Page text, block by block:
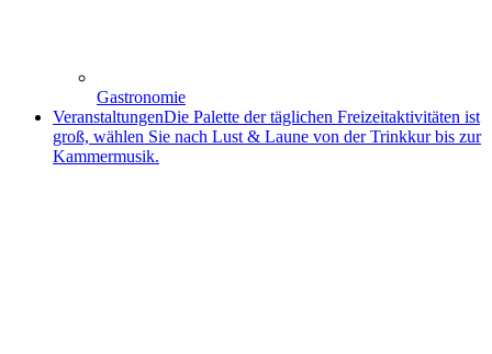
Gastronomie
VeranstaltungenDie Palette der täglichen Freizeitaktivitäten ist
groß, wählen Sie nach Lust & Laune von der Trinkkur bis zur
Kammermusik.